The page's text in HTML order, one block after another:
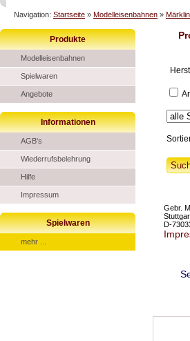
Navigation: Startseite » Modelleisenbahnen » Märklin
Produkte
Modelleisenbahnen
Spielwaren
Angebote
Informationen
AGB's
Wiederrufsbelehrung
Hilfe
Impressum
Spielwaren
mehr ...
Gebr.
D-